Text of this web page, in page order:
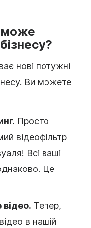
може
нові потужні
Ви можете
Просто
відеофільтр
Всі ваші
Це
Тепер,
в нашій